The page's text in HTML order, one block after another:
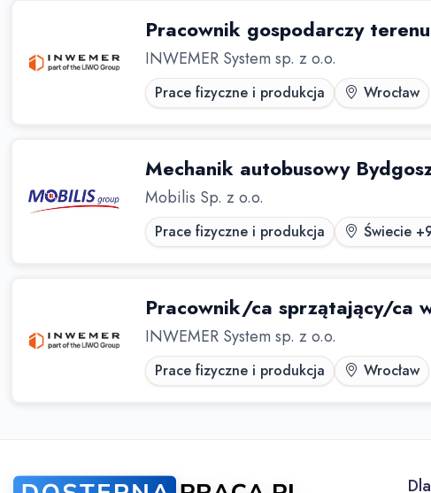
Pracownik gospodarczy
INWEMER System sp. z o.o.
Prace fizyczne i produkcja Wrocław
Mechanik autobusowy
Mobilis Sp. z o.o.
Prace fizyczne i produkcja Świecie
Pracownik/ca sprzątający/ca
INWEMER System sp. z o.o.
Prace fizyczne i produkcja Wrocław